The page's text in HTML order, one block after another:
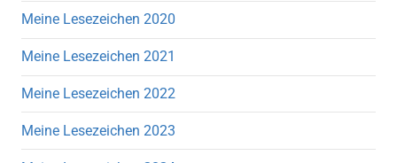
Meine Lesezeichen 2020
Meine Lesezeichen 2021
Meine Lesezeichen 2022
Meine Lesezeichen 2023